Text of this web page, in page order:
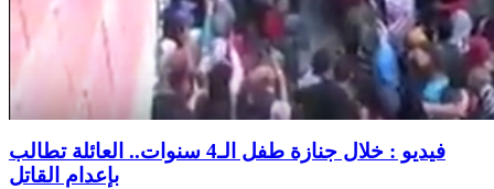
فيديو : خلال جنازة طفل الـ4 سنوات.. العائلة تطالب
بإعدام القاتل